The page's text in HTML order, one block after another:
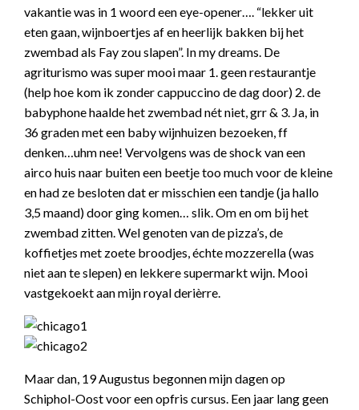
vakantie was in 1 woord een eye-opener…. “lekker uit
eten gaan, wijnboertjes af en heerlijk bakken bij het
zwembad als Fay zou slapen”. In my dreams. De
agriturismo was super mooi maar 1. geen restaurantje
(help hoe kom ik zonder cappuccino de dag door) 2. de
babyphone haalde het zwembad nét niet, grr & 3. Ja, in
36 graden met een baby wijnhuizen bezoeken, ff
denken…uhm nee! Vervolgens was de shock van een
airco huis naar buiten een beetje too much voor de kleine
en had ze besloten dat er misschien een tandje (ja hallo
3,5 maand) door ging komen… slik. Om en om bij het
zwembad zitten. Wel genoten van de pizza’s, de
koffietjes met zoete broodjes, échte mozzerella (was
niet aan te slepen) en lekkere supermarkt wijn. Mooi
vastgekoekt aan mijn royal derièrre.
Maar dan, 19 Augustus begonnen mijn dagen op
Schiphol-Oost voor een opfris cursus. Een jaar lang geen